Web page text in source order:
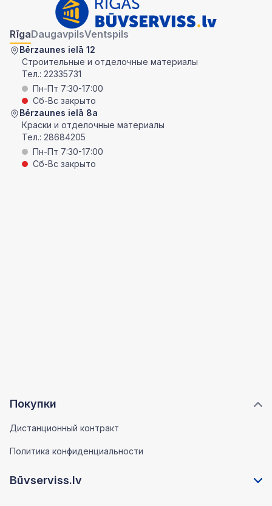
Покупки
Дистанционный контракт
Политика конфиденциальности
Būvserviss.lv
RīgaDaugavpilsVentspils
Bērzaunes ielā 12
Строительные и отделочные материалы
Тел.: 22335731
Пн-Пт 7:30-17:00
Сб-Вс закрыто
Bērzaunes ielā 8a
Краски и отделочные материалы
Тел.: 28684205
Пн-Пт 7:30-17:00
Сб-Вс закрыто